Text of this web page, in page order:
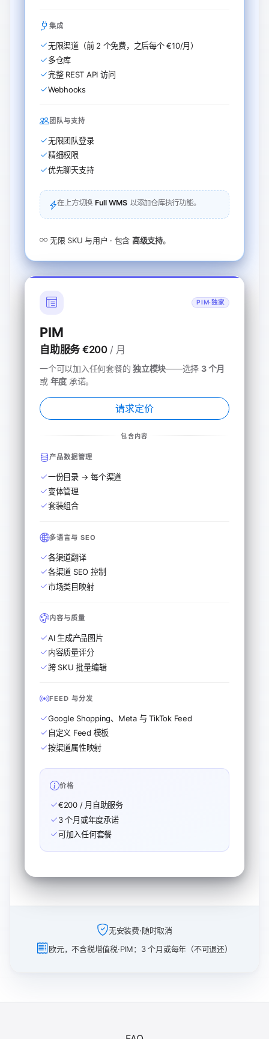
集成
无限渠道（前 2 个免费，之后每个 €10/月）
多仓库
完整 REST API 访问
Webhooks
团队与支持
无限团队登录
精细权限
优先聊天支持
在上方切换 Full WMS 以添加仓库执行功能。
无限 SKU 与用户 · 包含 高级支持。
PIM·独家
PIM
自助服务 €200 / 月
一个可以加入任何套餐的独立模块——选择 3 个月
或 年度 承诺。
请求定价
包含内容
产品数据管理
一份目录 → 每个渠道
变体管理
套装组合
多语言与 SEO
各渠道翻译
各渠道 SEO 控制
市场类目映射
内容与质量
AI 生成产品图片
内容质量评分
跨 SKU 批量编辑
FEED 与分发
Google Shopping、Meta 与 TikTok Feed
自定义 Feed 模板
按渠道属性映射
价格
€200 / 月自助服务
3 个月或年度承诺
可加入任何套餐
无安装费·随时取消
欧元，不含税增值税·PIM：3 个月或每年（不可退还）